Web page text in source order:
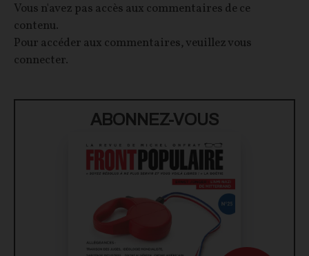
Vous n'avez pas accès aux commentaires de ce
contenu.
Pour accéder aux commentaires, veuillez vous
connecter.
ABONNEZ-VOUS